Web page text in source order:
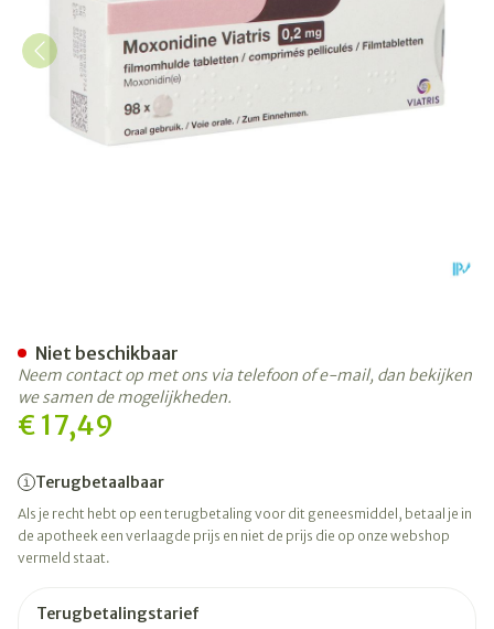
€ 17,49
Terugbetaalbaar
Als je recht hebt op een terugbetaling voor dit geneesmiddel, betaal je in
de apotheek een verlaagde prijs en niet de prijs die op onze webshop
vermeld staat.
Terugbetalingstarief
Niet beschikbaar
Neem contact op met ons via telefoon of e-mail, dan bekijken
we samen de mogelijkheden.